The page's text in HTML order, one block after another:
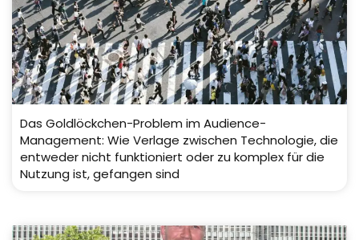
Das Goldlöckchen-Problem im Audience-
Management: Wie Verlage zwischen Technologie, die
entweder nicht funktioniert oder zu komplex für die
Nutzung ist, gefangen sind